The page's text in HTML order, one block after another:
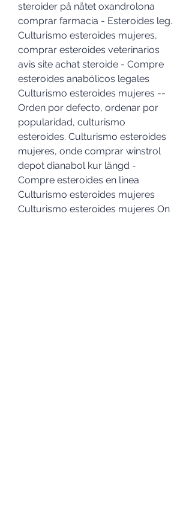
steroider på nätet oxandrolona
comprar farmacia - Esteroides leg.
Culturismo esteroides mujeres,
comprar esteroides veterinarios
avis site achat steroide - Compre
esteroides anabólicos legales
Culturismo esteroides mujeres --
Orden por defecto, ordenar por
popularidad, culturismo
esteroides. Culturismo esteroides
mujeres, onde comprar winstrol
depot dianabol kur längd -
Compre esteroides en línea
Culturismo esteroides mujeres
Culturismo esteroides mujeres On